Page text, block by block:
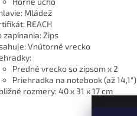
Mládež
REACH
zapínania: Zips
Vnútorné vrecko
Predné vrecko so zipsom x 2
Priehradka na notebook (až 14,1")
rozmery: 40 x 31 x 17 cm